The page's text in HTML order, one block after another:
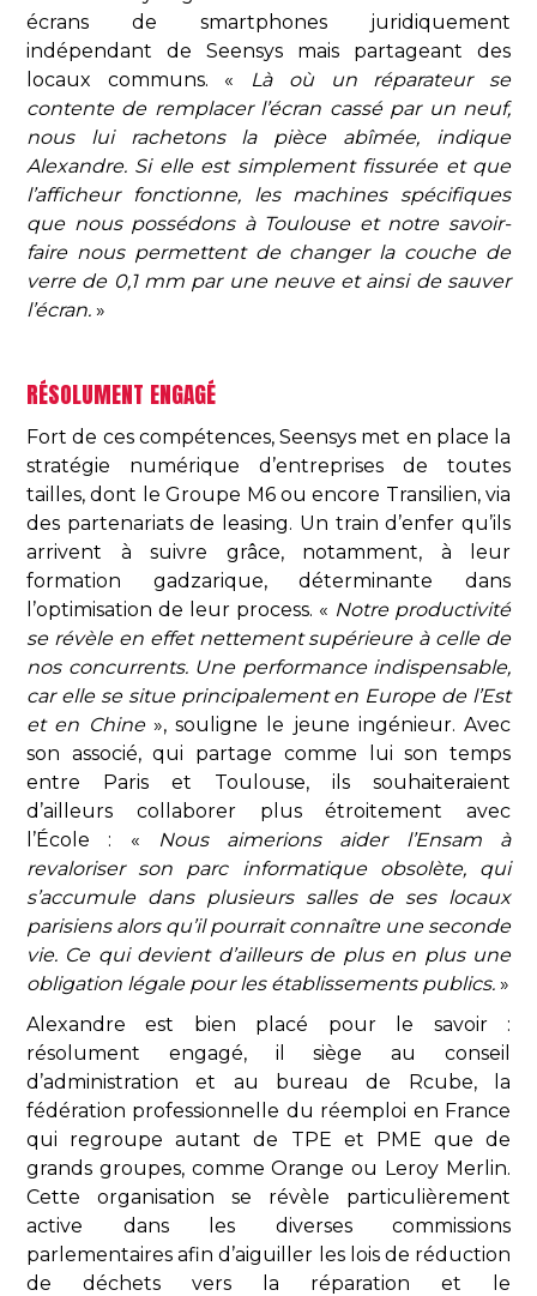
écrans de smartphones juridiquement
indépendant de Seensys mais partageant des
locaux communs. « Là où un réparateur se
contente de remplacer l’écran cassé par un neuf,
nous lui rachetons la pièce abîmée, indique
Alexandre. Si elle est simplement fissurée et que
l’afficheur fonctionne, les machines spécifiques
que nous possédons à Toulouse et notre savoir-
faire nous permettent de changer la couche de
verre de 0,1 mm par une neuve et ainsi de sauver
l’écran. »
RÉSOLUMENT ENGAGÉ
Fort de ces compétences, Seensys met en place la
stratégie numérique d’entreprises de toutes
tailles, dont le Groupe M6 ou encore Transilien, via
des partenariats de leasing. Un train d’enfer qu’ils
arrivent à suivre grâce, notamment, à leur
formation gadzarique, déterminante dans
l’optimisation de leur process. « Notre productivité
se révèle en effet nettement supérieure à celle de
nos concurrents. Une performance indispensable,
car elle se situe principalement en Europe de l’Est
et en Chine», souligne le jeune ingénieur. Avec
son associé, qui partage comme lui son temps
entre Paris et Toulouse, ils souhaiteraient
d’ailleurs collaborer plus étroitement avec
l’École : «
Nous aimerions aider l’Ensam à
revaloriser son parc informatique obsolète, qui
s’accumule dans plusieurs salles de ses locaux
parisiens alors qu’il pourrait connaître une seconde
vie. Ce qui devient d’ailleurs de plus en plus une
obligation légale pour les établissements publics. »
Alexandre est bien placé pour le savoir :
résolument engagé, il siège au conseil
d’administration et au bureau de Rcube, la
fédération professionnelle du réemploi en France
qui regroupe autant de TPE et PME que de
grands groupes, comme Orange ou Leroy Merlin.
Cette organisation se révèle particulièrement
active dans les diverses commissions
parlementaires afin d’aiguiller les lois de réduction
de déchets vers la réparation et le